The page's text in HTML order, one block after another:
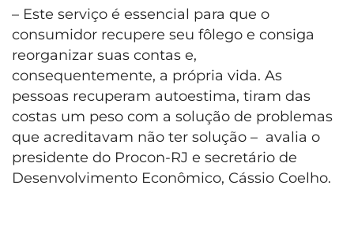
– Este serviço é essencial para que o
consumidor recupere seu fôlego e consiga
reorganizar suas contas e,
consequentemente, a própria vida. As
pessoas recuperam autoestima, tiram das
costas um peso com a solução de problemas
que acreditavam não ter solução – avalia o
presidente do Procon-RJ e secretário de
Desenvolvimento Econômico, Cássio Coelho.